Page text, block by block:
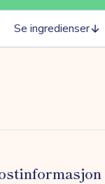
Se ingredienser